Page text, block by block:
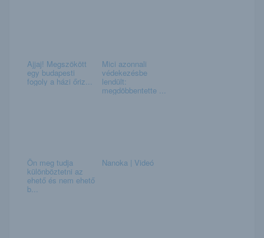
Ajjaj! Megszökött
egy budapesti
fogoly a házi őriz...
Mici azonnali
védekezésbe
lendült:
megdöbbentette ...
Ön meg tudja
különböztetni az
ehető és nem ehető
b...
Nanoka | Videó